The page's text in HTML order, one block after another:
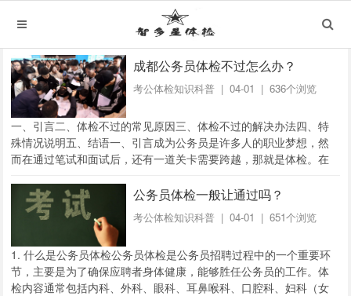
成都公务员体检不过怎么办？
考公体检知识科普| 04-01 | 636个浏览
一、引言二、体检不过的常见原因三、体检不过的解决办法四、特
殊情况说明五、结语一、引言成为公务员是许多人的职业梦想，然
而在通过笔试和面试后，还有一道关卡需要跨越，那就是体检。在
公务员体检一般让通过吗？
考公体检知识科普| 04-01 | 651个浏览
1. 什么是公务员体检公务员体检是公务员招聘过程中的一个重要环
节，主要是为了确保应聘者身体健康，能够胜任公务员的工作。体
检内容通常包括内科、外科、眼科、耳鼻喉科、口腔科、妇科（女